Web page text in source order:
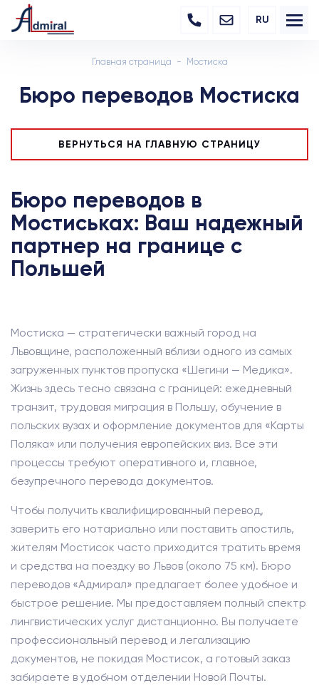
RU
Главная страница Мостиска
Бюро переводов Мостиска
ВЕРНУТЬСЯ НА ГЛАВНУЮ СТРАНИЦУ
Бюро переводов в
Мостиськах: Ваш надежный
партнер на границе с
Польшей
Мостиска — стратегически важный город на
Львовщине, расположенный вблизи одного из самых
загруженных пунктов пропуска «Шегини — Медика».
Жизнь здесь тесно связана с границей: ежедневный
транзит, трудовая миграция в Польшу, обучение в
польских вузах и оформление документов для «Карты
Поляка» или получения европейских виз. Все эти
процессы требуют оперативного и, главное,
безупречного перевода документов.
Чтобы получить квалифицированный перевод,
заверить его нотариально или поставить апостиль,
жителям Мостисок часто приходится тратить время
и средства на поездку во Львов (около 75 км). Бюро
переводов «Адмирал» предлагает более удобное и
быстрое решение. Мы предоставляем полный спектр
лингвистических услуг дистанционно. Вы получаете
профессиональный перевод и легализацию
документов, не покидая Мостисок, а готовый заказ
забираете в удобном отделении Новой Почты.